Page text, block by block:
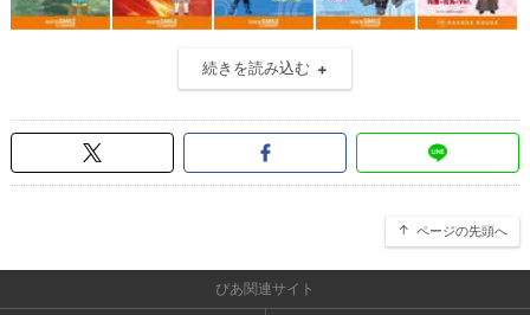
続きを読み込む
ページの先頭へ
ぴあ関連サイト